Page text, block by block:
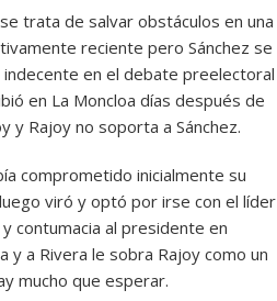
trata de salvar obstáculos en una
reciente pero Sánchez se
indecente en el debate preelectoral
en La Moncloa días después de
y Rajoy no soporta a Sánchez.
comprometido inicialmente su
viró y optó por irse con el líder
contumacia al presidente en
y a Rivera le sobra Rajoy como un
mucho que esperar.